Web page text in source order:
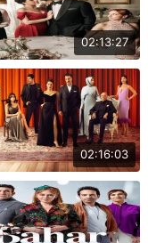
02:13:27
02:16:03